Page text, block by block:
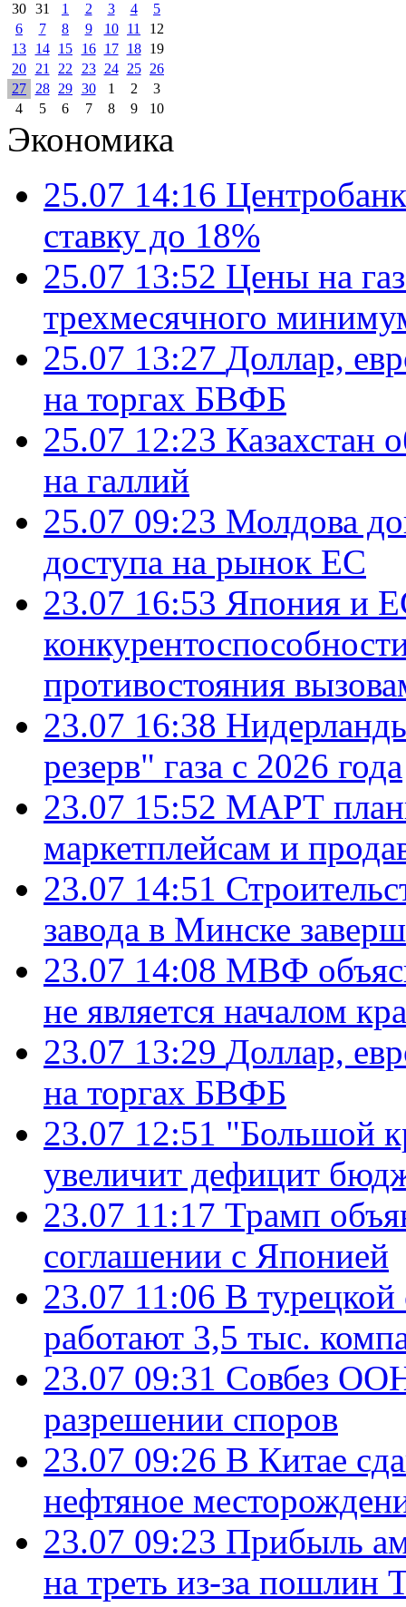
30 31 1 2 3 4
5
6
7 8 9 10 11
12
13
14 15 16 17 18
19
20
21 22 23 24 25
26
27
28 29 30 1 2
3
4
5 6 7 8 9 10
Экономика
25.07 14:16
ставку до 18%
25.07 13:52 Цены на
трехмесячного
25.07 13:27 Доллар,
на торгах БВФБ
25.07 12:23 Казахстан
на галлий
25.07 09:23 Молдова
доступа на рынок ЕС
23.07 16:53 Япония и
противостояния
23.07 16:38
резерв" газа с 2026 года
23.07 15:52 МАРТ
маркетплейсам и
23.07 14:51
завода в Минске
23.07 14:08 МВФ
не является началом
23.07 13:29 Доллар,
на торгах БВФБ
23.07 12:51 "Большой
увеличит дефицит
23.07 11:17 Трамп
соглашении с Японией
23.07 11:06 В
работают 3,5 тыс.
23.07 09:31 Совбез
разрешении споров
23.07 09:26 В Китае
нефтяное
23.07 09:23 Прибыль
на треть из-за пошлин